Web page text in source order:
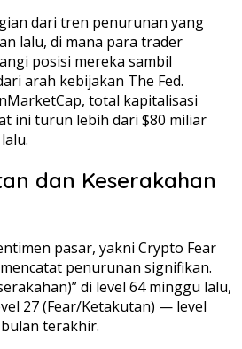
dari tren penurunan yang
lalu, di mana para trader
posisi mereka sambil
arah kebijakan The Fed.
total kapitalisasi
ini turun lebih dari $80 miliar
dan Keserakahan
pasar, yakni Crypto Fear
penurunan signifikan.
di level 64 minggu lalu,
27 (Fear/Ketakutan) — level
terakhir.